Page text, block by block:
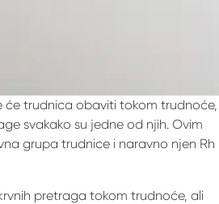
će trudnica obaviti tokom trudnoće,
svakako su jedne od njih. Ovim
grupa trudnice i naravno njen Rh
pretraga tokom trudnoće, ali